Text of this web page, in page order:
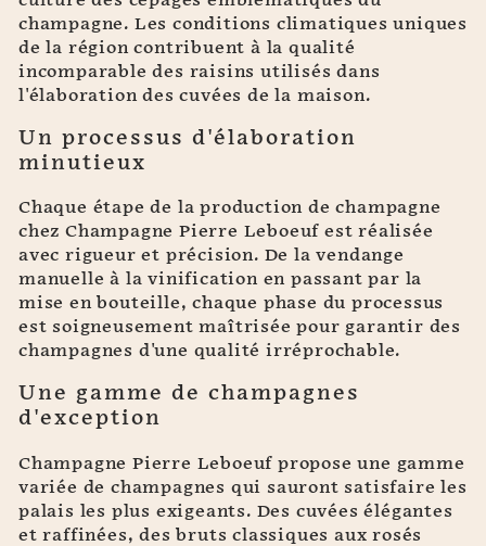
champagne. Les conditions climatiques uniques
de la région contribuent à la qualité
incomparable des raisins utilisés dans
l'élaboration des cuvées de la maison.
Un processus d'élaboration
minutieux
Chaque étape de la production de champagne
chez Champagne Pierre Leboeuf est réalisée
avec rigueur et précision. De la vendange
manuelle à la vinification en passant par la
mise en bouteille, chaque phase du processus
est soigneusement maîtrisée pour garantir des
champagnes d'une qualité irréprochable.
Une gamme de champagnes
d'exception
Champagne Pierre Leboeuf propose une gamme
variée de champagnes qui sauront satisfaire les
palais les plus exigeants. Des cuvées élégantes
et raffinées, des bruts classiques aux rosés